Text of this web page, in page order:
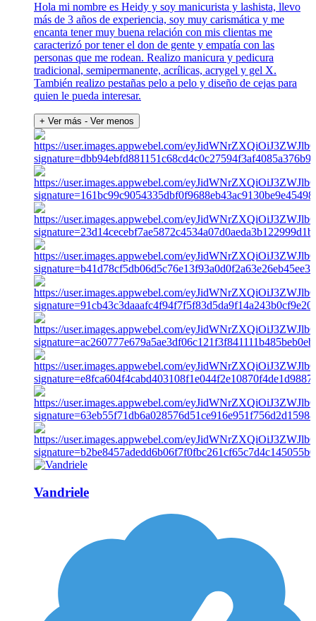
Hola mi nombre es Heidy y soy manicurista y lashista, llevo
más de 3 años de experiencia, soy muy carismática y me
encanta tener muy buena relación con mis clientas me
caracterizó por tener el don de gente y empatía con las
personas que me rodean. Realizo manicura y pedicura
tradicional, semipermanente, acrílicas, acrygel y gel X.
También realizo pestañas pelo a pelo y diseño de cejas para
quien le pueda interesar.
+ Ver más - Ver menos
Vandriele